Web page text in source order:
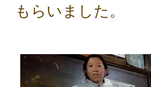
もらいました。